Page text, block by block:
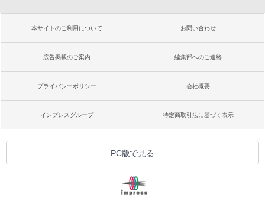
本サイトのご利用について お問い合わせ
広告掲載のご案内 編集部へのご連絡
プライバシーポリシー 会社概要
インプレスグループ 特定商取引法に基づく表示
PC版で見る